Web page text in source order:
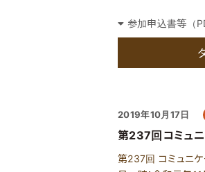
参加申込書等（
2019年10月17日
第237回コミュニ
第237回 コミュニケ